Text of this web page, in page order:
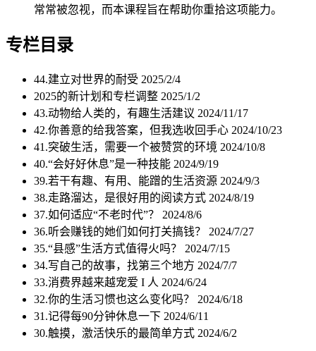
常常被忽视，而本课程旨在帮助你重拾这项能力。
专栏目录
44.建立对世界的耐受 2025/2/4
2025的新计划和专栏调整 2025/1/2
43.动物给人类的，有趣生活建议 2024/11/17
42.你善意的给我答案，但我选收回手心 2024/10/23
41.突破生活，需要一个被赞赏的环境 2024/10/8
40.“会好好休息”是一种技能 2024/9/19
39.若干有趣、有用、能蹭的生活资源 2024/9/3
38.走路溜达，是很好用的阅读方式 2024/8/19
37.如何适应“不老时代”？ 2024/8/6
36.听会赚钱的她们如何打关搞钱？ 2024/7/27
35.“县感”生活方式值得火吗？ 2024/7/15
34.写自己的故事，找第三个地方 2024/7/7
33.消费界越来越宠爱 I 人 2024/6/24
32.你的生活习惯也这么变化吗？ 2024/6/18
31.记得每90分钟休息一下 2024/6/11
30.触摸，激活快乐的最简单方式 2024/6/2